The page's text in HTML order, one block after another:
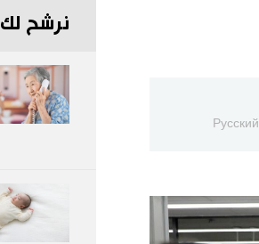
اقتصاد
مجتمع
ثقافة
طوكيو
Русский
نرشح لك